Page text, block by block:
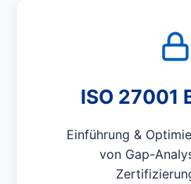
ISO 27001
Einführung &
von Gap-